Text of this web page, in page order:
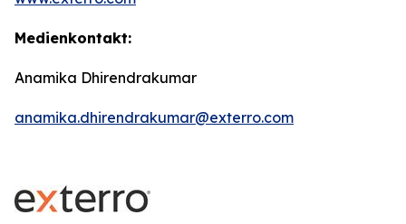
Medienkontakt:
Anamika Dhirendrakumar
anamika.dhirendrakumar@exterro.com